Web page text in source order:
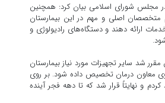
مجلس شورای اسلامی بیان کرد: همچنین
اصلی و مهم در این بیمارستان
ارائه دهند و دستگاه‌های رادیولوژی و
شد سایر تجهیزات مورد نیاز بیمارستان
معاون درمان تخصیص داده شود. بر روی
کردم و نهایتاً قرار شد که تا دهه فجر آینده